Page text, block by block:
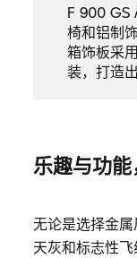
F 900 GS
椅和铝制
箱饰板采
装，打造
乐趣与功
无论是选择金
天灰和标志性